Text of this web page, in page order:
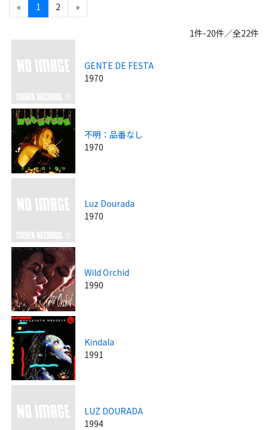
«
1 2 »
1件-20件／全22件
GENTE DE FESTA
1970
不明：品番なし
1970
Luz Dourada
1970
Wild Orchid
1990
Kindala
1991
LUZ DOURADA
1994